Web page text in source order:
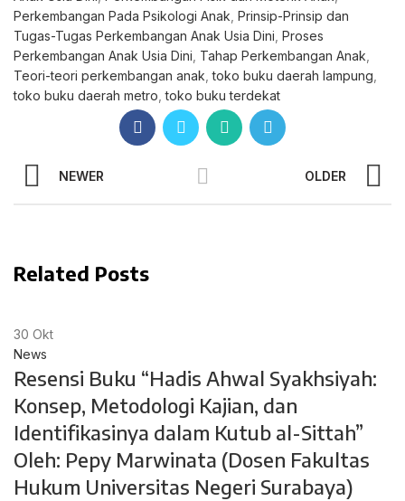
Perkembangan Pada Psikologi Anak Prinsip-Prinsip dan
Tugas-Tugas Perkembangan Anak Usia Dini Proses
Perkembangan Anak Usia Dini Tahap Perkembangan Anak
Teori-teori perkembangan anak ,toko buku daerah lampung
toko buku daerah metro ,toko buku terdekat
NEWER OLDER
Related Posts
30 Okt
News
Resensi Buku “Hadis Ahwal Syakhsiyah:
Konsep, Metodologi Kajian, dan
Identifikasinya dalam Kutub al-Sittah”
Oleh: Pepy Marwinata (Dosen Fakultas
Hukum Universitas Negeri Surabaya)